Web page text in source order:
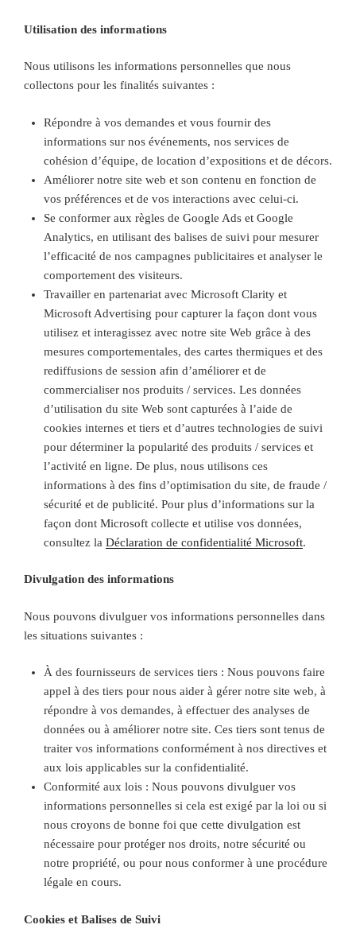
Utilisation des informations
Nous utilisons les informations personnelles que nous
collectons pour les finalités suivantes :
Répondre à vos demandes et vous fournir des
informations sur nos événements, nos services de
cohésion d’équipe, de location d’expositions et de décors.
Améliorer notre site web et son contenu en fonction de
vos préférences et de vos interactions avec celui-ci.
Se conformer aux règles de Google Ads et Google
Analytics, en utilisant des balises de suivi pour mesurer
l’efficacité de nos campagnes publicitaires et analyser le
comportement des visiteurs.
Travailler en partenariat avec Microsoft Clarity et
Microsoft Advertising pour capturer la façon dont vous
utilisez et interagissez avec notre site Web grâce à des
mesures comportementales, des cartes thermiques et des
rediffusions de session afin d’améliorer et de
commercialiser nos produits / services. Les données
d’utilisation du site Web sont capturées à l’aide de
cookies internes et tiers et d’autres technologies de suivi
pour déterminer la popularité des produits / services et
l’activité en ligne. De plus, nous utilisons ces
informations à des fins d’optimisation du site, de fraude /
sécurité et de publicité. Pour plus d’informations sur la
façon dont Microsoft collecte et utilise vos données,
consultez la Déclaration de confidentialité Microsoft.
Divulgation des informations
Nous pouvons divulguer vos informations personnelles dans
les situations suivantes :
À des fournisseurs de services tiers : Nous pouvons faire
appel à des tiers pour nous aider à gérer notre site web, à
répondre à vos demandes, à effectuer des analyses de
données ou à améliorer notre site. Ces tiers sont tenus de
traiter vos informations conformément à nos directives et
aux lois applicables sur la confidentialité.
Conformité aux lois : Nous pouvons divulguer vos
informations personnelles si cela est exigé par la loi ou si
nous croyons de bonne foi que cette divulgation est
nécessaire pour protéger nos droits, notre sécurité ou
notre propriété, ou pour nous conformer à une procédure
légale en cours.
Cookies et Balises de Suivi